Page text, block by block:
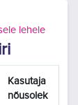
lehele
Kasutaja
nõusolek